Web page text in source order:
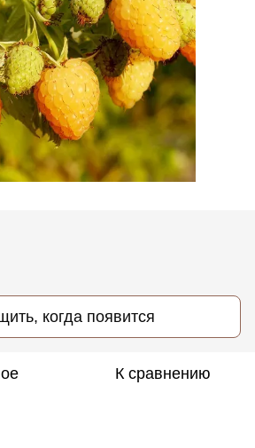
когда появится
К сравнению